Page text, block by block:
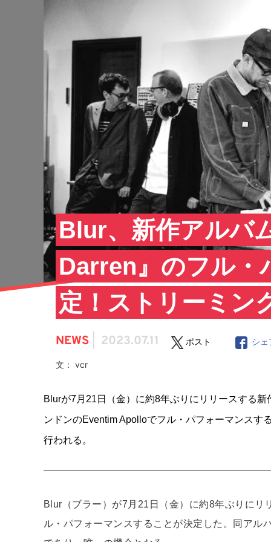
Blur、新作アルバ
Darren』のフル・
定！ストリーミン
NEWS 2023.07.11 ポスト シェ
文： vcr
Blurが7月21日（金）に約8年ぶりにリリースする
ンドンのEventim Apolloでフル・パフォーマンスす
行われる。
Blur（ブラー）が7月21日（金）に約8年ぶりに
ル・パフォーマンスすることが決定した。同アル